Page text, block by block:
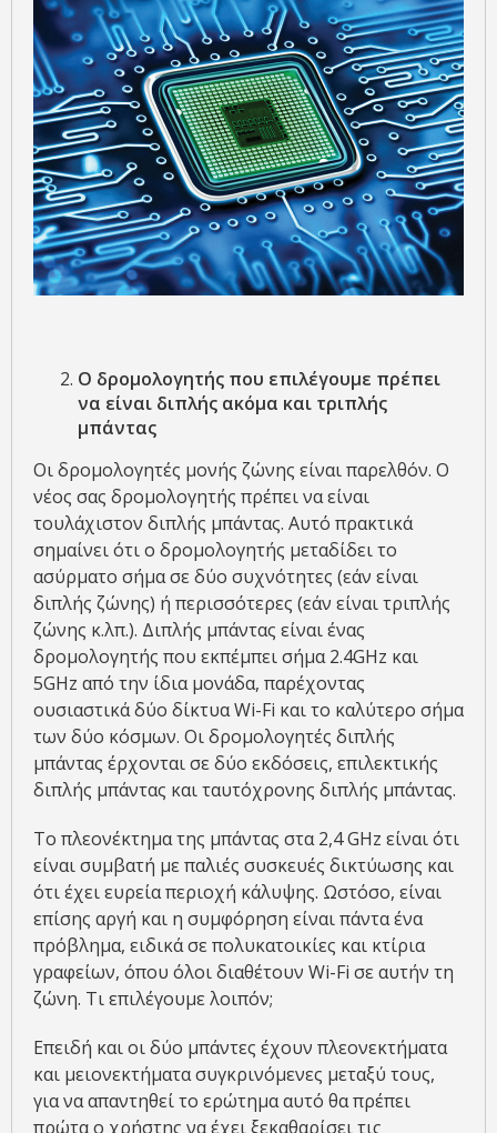
Ο δρομολογητής που επιλέγουμε πρέπει
να είναι διπλής ακόμα και τριπλής
μπάντας
Οι δρομολογητές μονής ζώνης είναι παρελθόν. Ο
νέος σας δρομολογητής πρέπει να είναι
τουλάχιστον διπλής μπάντας. Αυτό πρακτικά
σημαίνει ότι ο δρομολογητής μεταδίδει το
ασύρματο σήμα σε δύο συχνότητες (εάν είναι
διπλής ζώνης) ή περισσότερες (εάν είναι τριπλής
ζώνης κ.λπ.). Διπλής μπάντας είναι ένας
δρομολογητής που εκπέμπει σήμα 2.4GHz και
5GHz από την ίδια μονάδα, παρέχοντας
ουσιαστικά δύο δίκτυα Wi-Fi και το καλύτερο σήμα
των δύο κόσμων. Οι δρομολογητές διπλής
μπάντας έρχονται σε δύο εκδόσεις, επιλεκτικής
διπλής μπάντας και ταυτόχρονης διπλής μπάντας.
Το πλεονέκτημα της μπάντας στα 2,4 GHz είναι ότι
είναι συμβατή με παλιές συσκευές δικτύωσης και
ότι έχει ευρεία περιοχή κάλυψης. Ωστόσο, είναι
επίσης αργή και η συμφόρηση είναι πάντα ένα
πρόβλημα, ειδικά σε πολυκατοικίες και κτίρια
γραφείων, όπου όλοι διαθέτουν Wi-Fi σε αυτήν τη
ζώνη. Τι επιλέγουμε λοιπόν;
Επειδή και οι δύο μπάντες έχουν πλεονεκτήματα
και μειονεκτήματα συγκρινόμενες μεταξύ τους,
για να απαντηθεί το ερώτημα αυτό θα πρέπει
πρώτα ο χρήστης να έχει ξεκαθαρίσει τις